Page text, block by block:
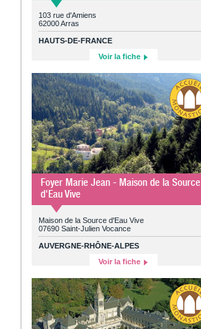
103 rue d'Amiens
62000 Arras
HAUTS-DE-FRANCE
Voir la fiche
Foyer Marie Jean - Maison de la Source
d'Eau Vive
Maison de la Source d'Eau Vive
07690 Saint-Julien Vocance
AUVERGNE-RHÔNE-ALPES
Voir la fiche